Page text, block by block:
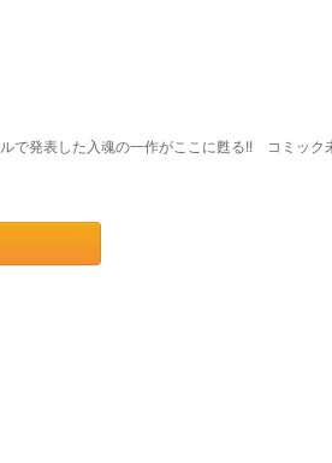
で発表した入魂の一作がここに甦る!! コミック